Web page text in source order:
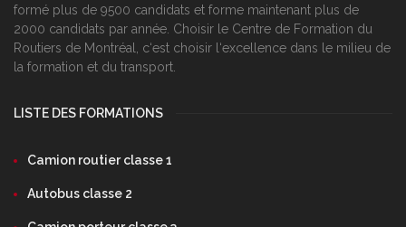
formé plus de 9500 candidats et forme maintenant plus de
2000 candidats par année. Choisir le Centre de Formation du
Routiers de Montréal, c‘est choisir l‘excellence dans le milieu de
la formation et du transport.
LISTE DES FORMATIONS
Camion routier classe 1
Autobus classe 2